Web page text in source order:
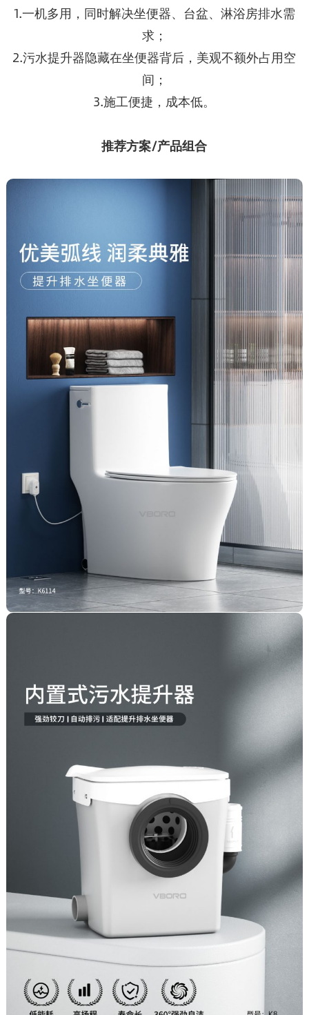
1.一机多用，同时解决坐便器、台盆、淋浴房排水需
求；
2.污水提升器隐藏在坐便器背后，美观不额外占用空
间；
3.施工便捷，成本低。
推荐方案/产品组合